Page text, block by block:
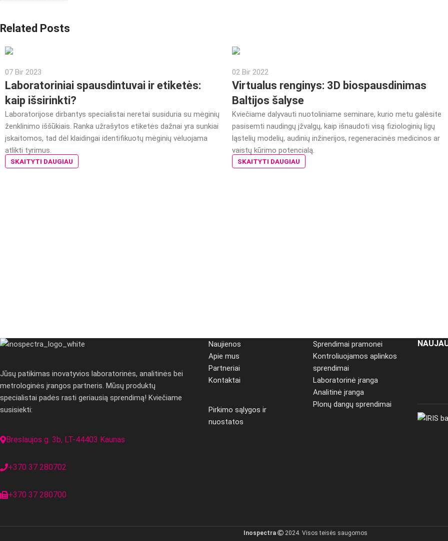
Related Posts
07 Bir 2023
Laboratoriniai spausdintuvai ir etiketės:
kaip išsirinkti?
Laboratorijose dirbantys specialistai neretai susiduria su mėginių
ženklinimo iššūkiais. Ranka užrašytos etiketės dažnai yra sunkiai
įskaitomos, tad dėl klaidingai identifikuotų mėginių vėluojama
atlikti tyrimus.
SKAITYTI DAUGIAU
02 Bir 2022
Virtualus renginys: 3D biospausdinimas
Baltijos šalyse
Kviečiame dalyvauti nuotoliniame seminare, kurio metu galėsite
pasisemti naudingų įžvalgų, kaip išnaudoti visą fiziologinių ligų
ląstelių modelių, audinių inžinerijos, regeneracinės medicinos ar
vaistų kūrimo potencialą.
SKAITYTI DAUGIAU
Jūsų patikimas inovatyvios laboratorinės, analitinės bei
metrologinės įrangos partneris. Mūsų produktų
specialistai padės rasti geriausią sprendimą! Kviečiame
susisiekti:
Breslaujos g. 3b, LT-44403 Kaunas
+370 37 280702
+370 37 280700
Naujienos
Apie mus
Partneriai
Kontaktai
Pirkimo sąlygos ir
nuostatos
Sprendimai pramonei
Kontroliuojamos aplinkos
sprendimai
Laboratorinė įranga
Analitinė įranga
Plonų dangų sprendimai
Inospectra 2024. Visos teisės saugomos